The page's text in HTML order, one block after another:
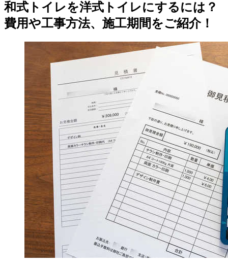
和式トイレを洋式トイレにするには？
費用や工事方法、施工期間をご紹介！